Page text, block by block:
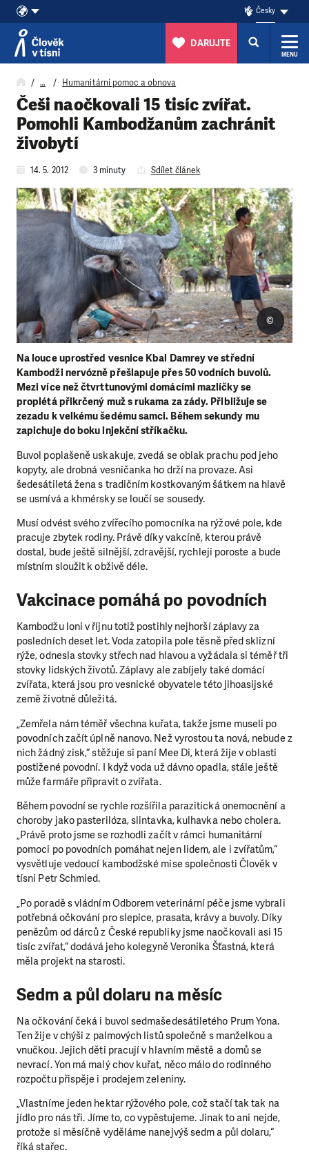
Přeskočit na obsah
Česky
DARUJTE
MENU
… Humanitární pomoc a obnova
Češi naočkovali 15 tisíc zvířat.
Pomohli Kambodžanům zachránit
živobytí
14. 5. 2012 3 minuty Sdílet článek
Na louce uprostřed vesnice Kbal Damrey ve střední
Kambodži nervózně přešlapuje přes 50 vodních buvolů.
Mezi více než čtvrttunovými domácími mazlíčky se
proplétá přikrčený muž s rukama za zády. Přibližuje se
zezadu k velkému šedému samci. Během sekundy mu
zapichuje do boku injekční stříkačku.
©
Buvol poplašeně uskakuje, zvedá se oblak prachu pod jeho
kopyty, ale drobná vesničanka ho drží na provaze. Asi
šedesátiletá žena s tradičním kostkovaným šátkem na hlavě
se usmívá a khmérsky se loučí se sousedy.
Musí odvést svého zvířecího pomocníka na rýžové pole, kde
pracuje zbytek rodiny. Právě díky vakcíně, kterou právě
dostal, bude ještě silnější, zdravější, rychleji poroste a bude
místním sloužit k obživě déle.
Vakcinace pomáhá po povodních
Kambodžu loni v říjnu totiž postihly nejhorší záplavy za
posledních deset let. Voda zatopila pole těsně před sklizní
rýže, odnesla stovky střech nad hlavou a vyžádala si téměř tři
stovky lidských životů. Záplavy ale zabíjely také domácí
zvířata, která jsou pro vesnické obyvatele této jihoasijské
země životně důležitá.
„Zemřela nám téměř všechna kuřata, takže jsme museli po
povodních začít úplně nanovo. Než vyrostou ta nová, nebude z
nich žádný zisk,“ stěžuje si paní Mee Di, která žije v oblasti
postižené povodní. I když voda už dávno opadla, stále ještě
může farmáře připravit o zvířata.
Během povodní se rychle rozšířila parazitická onemocnění a
choroby jako pasterilóza, slintavka, kulhavka nebo cholera.
„Právě proto jsme se rozhodli začít v rámci humanitární
pomoci po povodních pomáhat nejen lidem, ale i zvířatům,“
vysvětluje vedoucí kambodžské mise společnosti Člověk v
tísni Petr Schmied.
„Po poradě s vládním Odborem veterinární péče jsme vybrali
potřebná očkování pro slepice, prasata, krávy a buvoly. Díky
penězům od dárců z České republiky jsme naočkovali asi 15
tisíc zvířat,“ dodává jeho kolegyně Veronika Šťastná, která
měla projekt na starosti.
Sedm a půl dolaru na měsíc
Na očkování čeká i buvol sedmašedesátiletého Prum Yona.
Ten žije v chýši z palmových listů společně s manželkou a
vnučkou. Jejich děti pracují v hlavním městě a domů se
nevrací. Yon má malý chov kuřat, něco málo do rodinného
rozpočtu přispěje i prodejem zeleniny.
„Vlastníme jeden hektar rýžového pole, což stačí tak tak na
jídlo pro nás tři. Jíme to, co vypěstujeme. Jinak to ani nejde,
protože si měsíčně vyděláme nanejvýš sedm a půl dolaru,“
říká stařec.